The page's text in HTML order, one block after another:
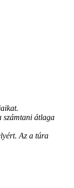
számtani átlaga
Az a túra